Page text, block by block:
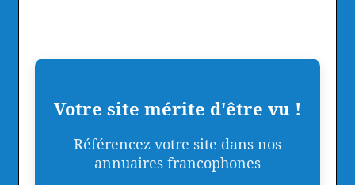
Votre site mérite d'être vu !
Référencez votre site dans nos
annuaires francophones